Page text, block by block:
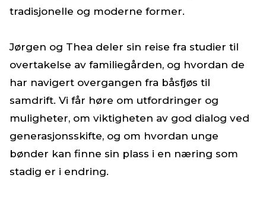
tradisjonelle og moderne former.
Jørgen og Thea deler sin reise fra studier til
overtakelse av familiegården, og hvordan de
har navigert overgangen fra båsfjøs til
samdrift. Vi får høre om utfordringer og
muligheter, om viktigheten av god dialog ved
generasjonsskifte, og om hvordan unge
bønder kan finne sin plass i en næring som
stadig er i endring.